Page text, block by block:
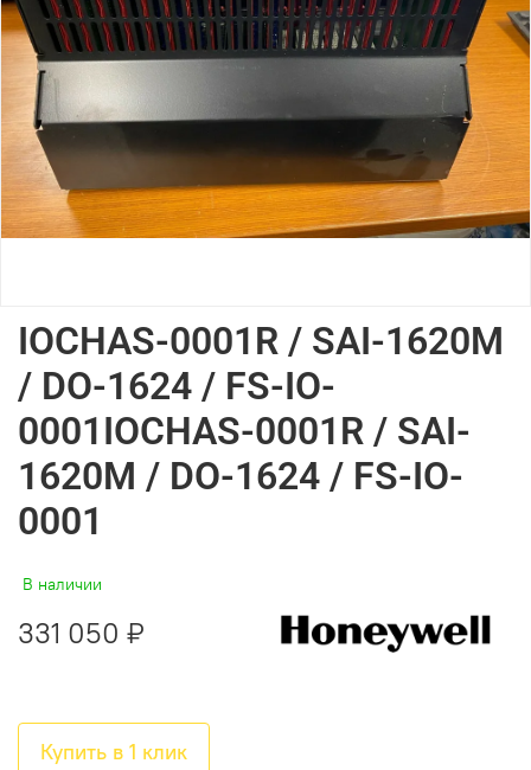
IOCHAS-0001R / SAI-1620M
/ DO-1624 / FS-IO-
0001IOCHAS-0001R / SAI-
1620M / DO-1624 / FS-IO-
0001
В наличии
331 050 ₽
Купить в 1 клик